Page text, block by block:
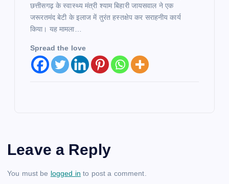
छत्तीसगढ़ के स्वास्थ्य मंत्री श्याम बिहारी जायसवाल ने एक
जरूरतमंद बेटी के इलाज में तुरंत हस्तक्षेप कर सराहनीय कार्य
किया। यह मामला…
Spread the love
Leave a Reply
You must be logged in to post a comment.